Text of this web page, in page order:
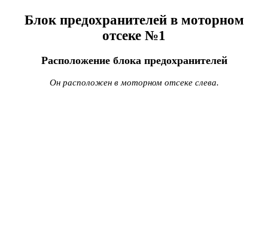
Блок предохранителей в моторном
отсеке №1
Расположение блока предохранителей
Он расположен в моторном отсеке слева.